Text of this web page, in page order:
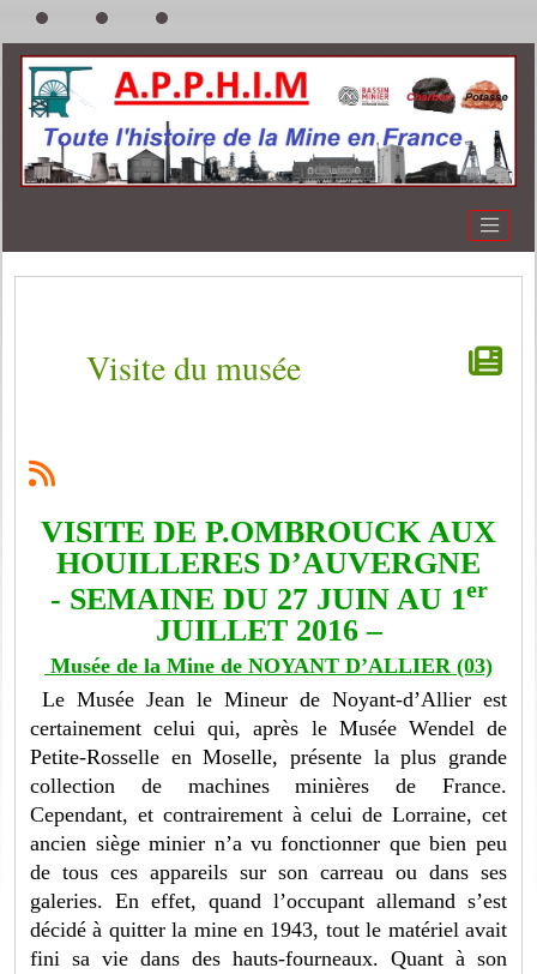
Visite du musée
VISITE DE P.OMBROUCK AUX
HOUILLERES D’AUVERGNE
- SEMAINE DU 27 JUIN AU 1er
JUILLET 2016 –
Musée de la Mine de NOYANT D’ALLIER (03)
Le Musée Jean le Mineur de Noyant-d’Allier est
certainement celui qui, après le Musée Wendel de
Petite-Rosselle en Moselle, présente la plus grande
collection de machines minières de France.
Cependant, et contrairement à celui de Lorraine, cet
ancien siège minier n’a vu fonctionner que bien peu
de tous ces appareils sur son carreau ou dans ses
galeries. En effet, quand l’occupant allemand s’est
décidé à quitter la mine en 1943, tout le matériel avait
fini sa vie dans des hauts-fourneaux. Quant à son